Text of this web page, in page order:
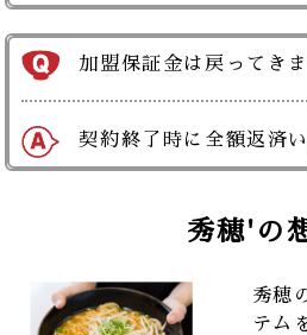
加盟保証金は戻ってき
契約終了時に全額返済
秀穂'の
秀穂
テム